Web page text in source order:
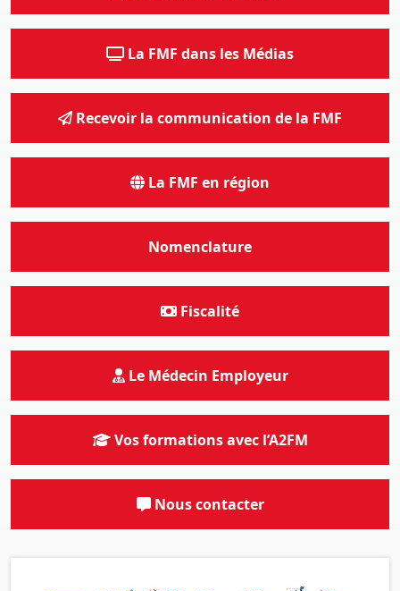
La FMF dans les Médias
Recevoir la communication de la FMF
La FMF en région
Nomenclature
Fiscalité
Le Médecin Employeur
Vos formations avec l’A2FM
Nous contacter